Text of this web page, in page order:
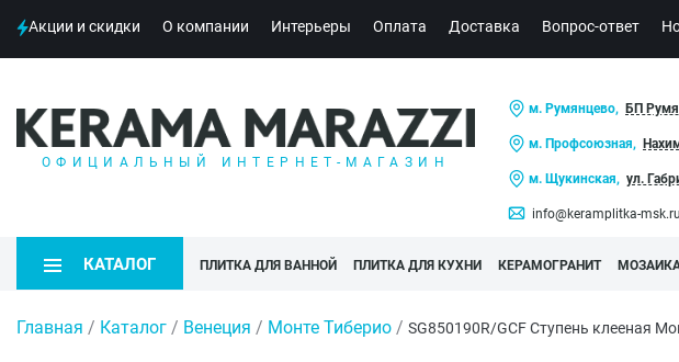
Акции и скидки О компании Интерьеры Оплата Доставка Вопрос-ответ
ОФИЦИАЛЬНЫЙ ИНТЕРНЕТ-МАГАЗИН
м. Румянцево, БП
м. Профсоюзная,
м. Щукинская, ул.
info@keramplitka-msk.ru
КАТАЛОГ ПЛИТКА ДЛЯ ВАННОЙ ПЛИТКА ДЛЯ КУХНИ КЕРАМОГРАНИТ
Главная / Каталог / Венеция / Монте Тиберио / SG850190R/GCF Ступень клееная